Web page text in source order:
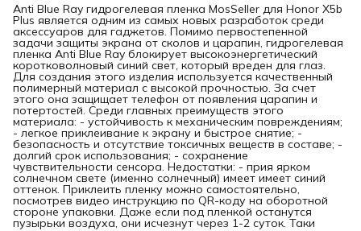
Anti Blue Ray гидрогелевая пленка MosSeller для Honor X5b
Plus является одним из самых новых разработок среди
аксессуаров для гаджетов. Помимо первостепенной
задачи защиты экрана от сколов и царапин, гидрогелевая
пленка Anti Blue Ray блокирует высокоэнергетический
коротковолновый синий свет, который вреден для глаз.
Для создания этого изделия используется качественный
полимерный материал с высокой прочностью. За счет
этого она защищает телефон от появления царапин и
потертостей. Среди главных преимуществ этого
материала: - устойчивость к механическим повреждениям;
- легкое приклеивание к экрану и быстрое снятие; -
безопасность и отсутствие токсичных веществ в составе; -
долгий срок использования; - сохранение
чувствительности сенсора. Недостатки: - прия ярком
солнечном свете (именно солнечный) имеет имеет синий
оттенок. Приклеить пленку можно самостоятельно,
посмотрев видео инструкцию по QR-коду на оборотной
стороне упаковки. Даже если под пленкой останутся
пузырьки воздуха, они исчезнут через 1-2 суток. Таки